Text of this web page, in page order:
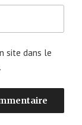
site dans le